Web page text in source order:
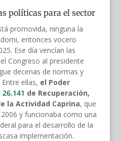
políticas para el sector
promovida, ninguna la
entonces vocero
Ese día vencían las
Congreso al presidente
decenas de normas y
ellas, el Poder
26.141 de Recuperación,
la Actividad Caprina, que
y funcionaba como una
para el desarrollo de la
implementación.